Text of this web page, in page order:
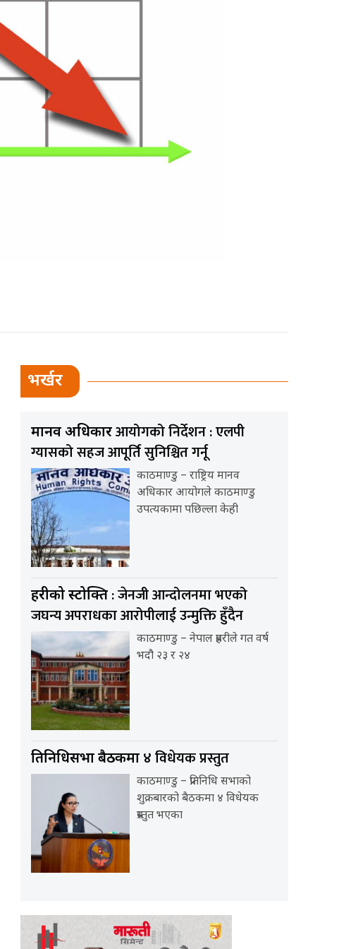
भर्खर
मानव अधिकारआयोगको निर्देशन : एलपी
ग्यासको सहज आपूर्ति सुनिश्चित गर्नू
काठमाण्डु – राष्ट्रिय मानव
अधिकार आयोगले काठमाण्डु
उपत्यकामा पछिल्ला केही
प्रहरीको प्रस्टोक्ति : जेनजी आन्दोलनमा भएको
जघन्य अपराधका आरोपीलाई उन्मुक्ति हुँदैन
काठमाण्डु – नेपाल प्रहरीले गत वर्ष
भदौ २३ र २४
प्रतिनिधिसभा बैठकमा ४ विधेयक प्रस्तुत
काठमाण्डु – प्रतिनिधि सभाको
शुक्रबारको बैठकमा ४ विधेयक
प्रस्तुत भएका